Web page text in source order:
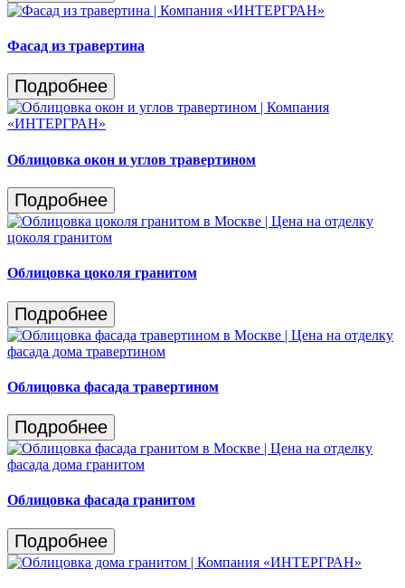
Фасад из травертина
Подробнее
Облицовка окон и углов травертином
Подробнее
Облицовка цоколя гранитом
Подробнее
Облицовка фасада травертином
Подробнее
Облицовка фасада гранитом
Подробнее